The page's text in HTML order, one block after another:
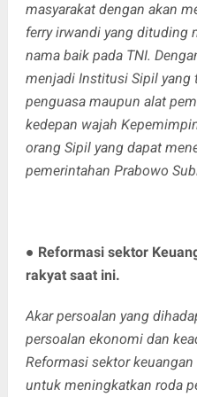
masyarakat dengan akan
ferry irwandi yang dituding
nama baik pada TNI.
menjadi Institusi Sipil yang
penguasa maupun alat
kedepan wajah
orang Sipil yang dapat
pemerintahan Prabowo
● Reformasi sektor
rakyat saat ini.
Akar persoalan yang
persoalan ekonomi dan
Reformasi sektor
untuk meningkatkan roda